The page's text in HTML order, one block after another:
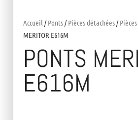
Accueil /Ponts/Pièces détachées/
MERITOR E616M
PONTS
E616M